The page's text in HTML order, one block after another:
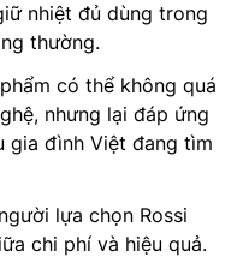
nhiệt đủ dùng trong
thường.
có thể không quá
nhưng lại đáp ứng
gia đình Việt đang tìm
lựa chọn Rossi
chi phí và hiệu quả.